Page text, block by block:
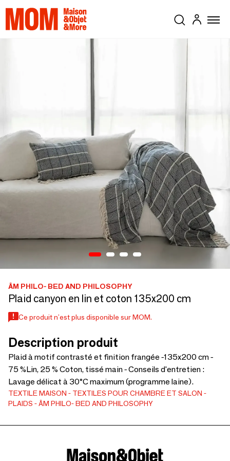
ÂM PHILO- BED AND PHILOSOPHY
Plaid canyon en lin et coton 135x200 cm
Ce produit n'est plus disponible sur MOM.
Description produit
Plaid à motif contrasté et finition frangée -135x200 cm -
75 %Lin, 25 % Coton, tissé main - Conseils d'entretien :
Lavage délicat à 30°C maximum (programme laine).
TEXTILE MAISON
TEXTILES POUR CHAMBRE ET SALON
PLAIDS
ÂM PHILO- BED AND PHILOSOPHY